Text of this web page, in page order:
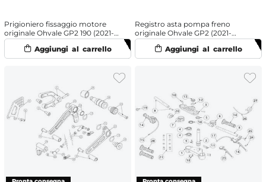
Prigioniero fissaggio motore
originale Ohvale GP2 190 (2021-
2025)
Registro asta pompa freno
originale Ohvale GP2 (2021-
2024)